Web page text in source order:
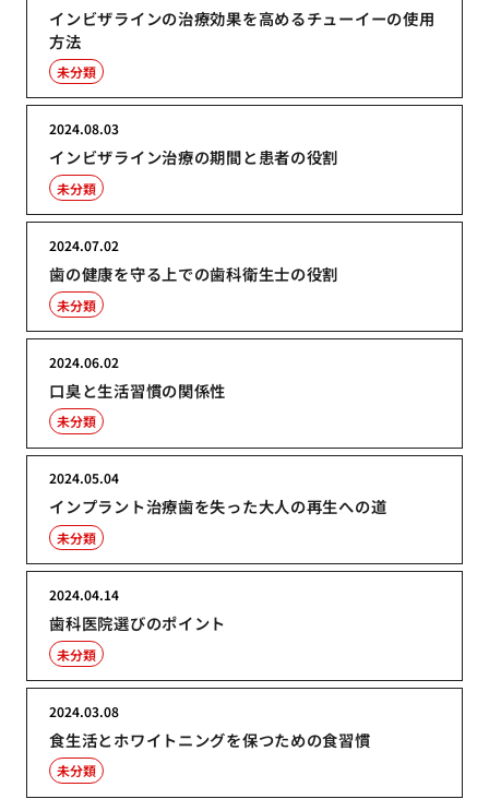
インビザラインの治療効果を高めるチューイーの使用
方法
未分類
インビザライン治療の期間と患者の役割
2024.08.03
未分類
歯の健康を守る上での歯科衛生士の役割
2024.07.02
未分類
口臭と生活習慣の関係性
2024.06.02
未分類
インプラント治療歯を失った大人の再生への道
2024.05.04
未分類
歯科医院選びのポイント
2024.04.14
未分類
食生活とホワイトニングを保つための食習慣
2024.03.08
未分類